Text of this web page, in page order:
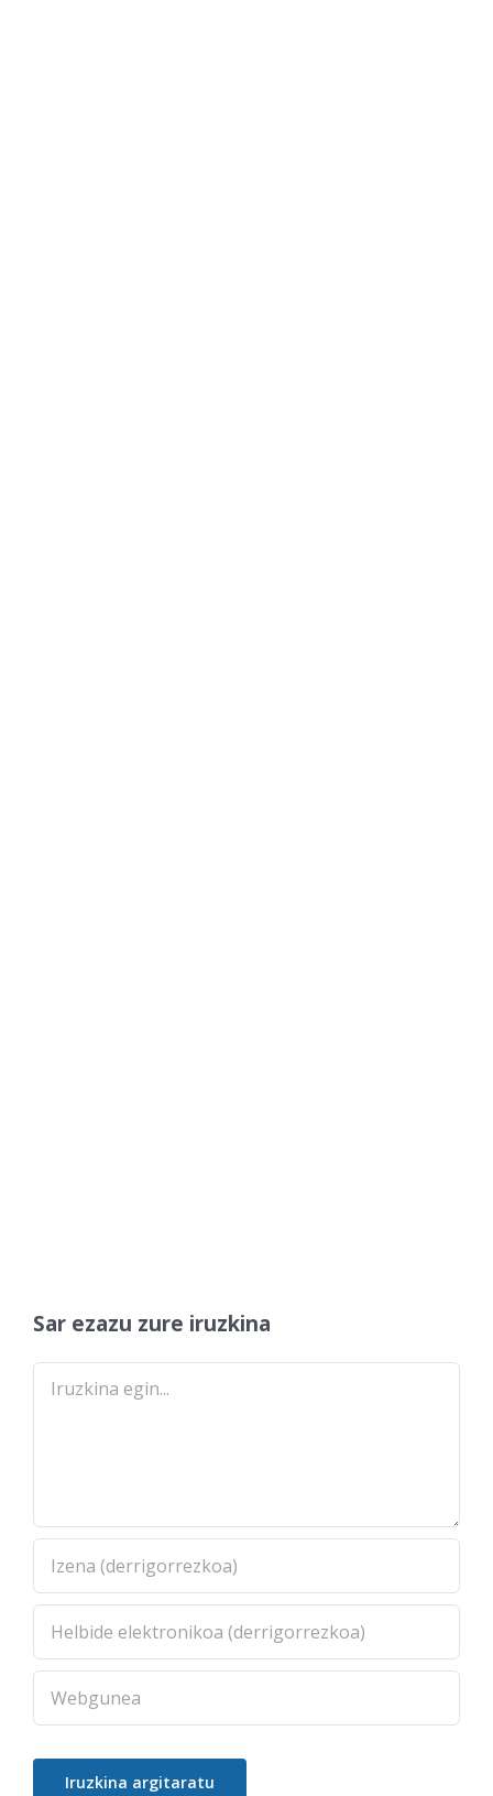
Sar ezazu zure iruzkina
Comment